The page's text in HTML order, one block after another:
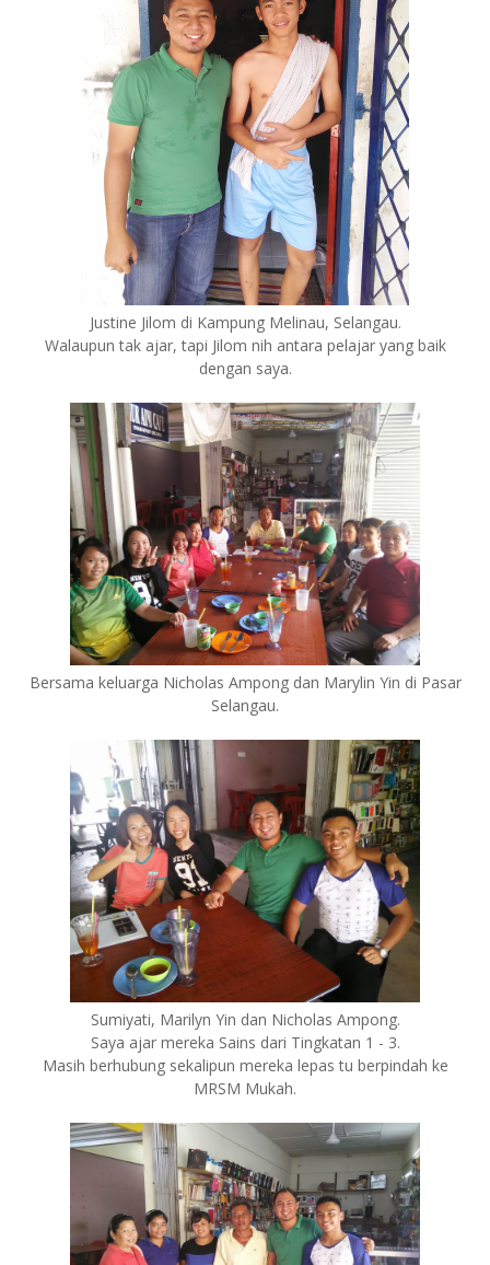
Justine Jilom di Kampung Melinau, Selangau.
Walaupun tak ajar, tapi Jilom nih antara pelajar yang baik
dengan saya.
Bersama keluarga Nicholas Ampong dan Marylin Yin di Pasar
Selangau.
Sumiyati, Marilyn Yin dan Nicholas Ampong.
Saya ajar mereka Sains dari Tingkatan 1 - 3.
Masih berhubung sekalipun mereka lepas tu berpindah ke
MRSM Mukah.